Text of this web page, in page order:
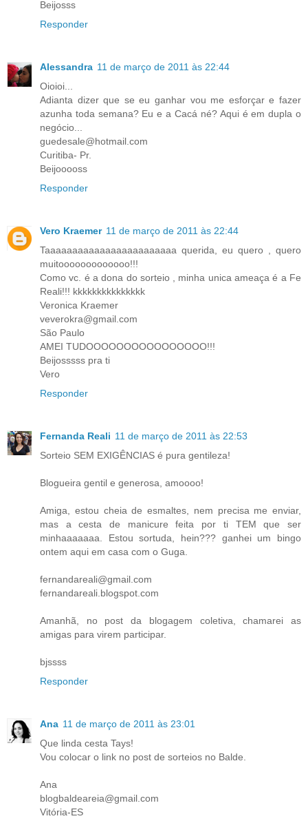
Beijosss
Responder
Alessandra 11 de março de 2011 às 22:44
Oioioi...
Adianta dizer que se eu ganhar vou me esforçar e fazer
azunha toda semana? Eu e a Cacá né? Aqui é em dupla o
negócio...
guedesale@hotmail.com
Curitiba- Pr.
Beijooooss
Responder
Vero Kraemer 11 de março de 2011 às 22:44
Taaaaaaaaaaaaaaaaaaaaaaaa querida, eu quero , quero
muitooooooooooooo!!!
Como vc. é a dona do sorteio , minha unica ameaça é a Fe
Reali!!! kkkkkkkkkkkkkkk
Veronica Kraemer
veverokra@gmail.com
São Paulo
AMEI TUDOOOOOOOOOOOOOOOO!!!
Beijosssss pra ti
Vero
Responder
Fernanda Reali 11 de março de 2011 às 22:53
Sorteio SEM EXIGÊNCIAS é pura gentileza!
Blogueira gentil e generosa, amoooo!
Amiga, estou cheia de esmaltes, nem precisa me enviar,
mas a cesta de manicure feita por ti TEM que ser
minhaaaaaaa. Estou sortuda, hein??? ganhei um bingo
ontem aqui em casa com o Guga.
fernandareali@gmail.com
fernandareali.blogspot.com
Amanhã, no post da blogagem coletiva, chamarei as
amigas para virem participar.
bjssss
Responder
Ana 11 de março de 2011 às 23:01
Que linda cesta Tays!
Vou colocar o link no post de sorteios no Balde.
Ana
blogbaldeareia@gmail.com
Vitória-ES